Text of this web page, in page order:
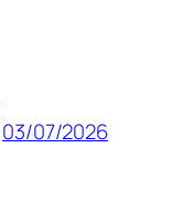
03/07/2026